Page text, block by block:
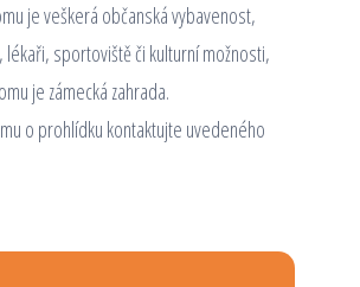
je veškerá občanská vybavenost,
lékaři, sportoviště či kulturní možnosti,
je zámecká zahrada.
o prohlídku kontaktujte uvedeného